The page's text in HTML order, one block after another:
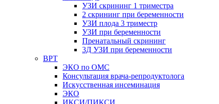
УЗИ скрининг 1 триместра
2 скрининг при беременности
УЗИ плода 3 триместр
УЗИ при беременности
Пренатальный скрининг
3Д УЗИ при беременности
ВРТ
ЭКО по ОМС
Консультация врача-репродуктолога
Искусственная инсеминация
ЭКО
ИКСИ/ПИКСИ